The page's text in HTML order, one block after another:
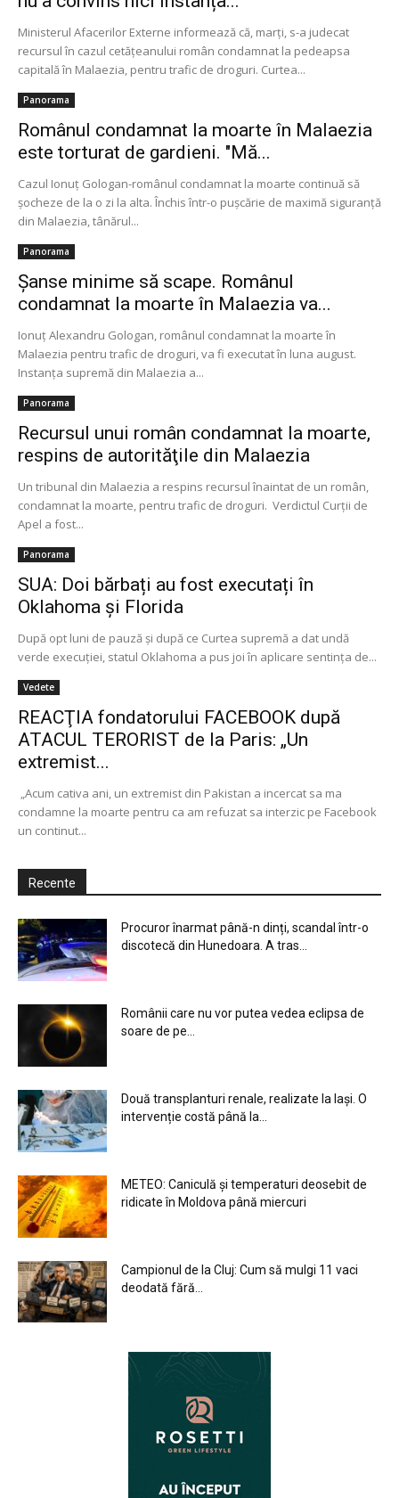
Ministerul Afacerilor Externe informează că, marți, s-a judecat
recursul în cazul cetăţeanului român condamnat la pedeapsa
capitală în Malaezia, pentru trafic de droguri. Curtea...
Panorama
Românul condamnat la moarte în Malaezia
este torturat de gardieni. "Mă...
Cazul Ionuţ Gologan-românul condamnat la moarte continuă să
şocheze de la o zi la alta. Închis într-o puşcărie de maximă siguranţă
din Malaezia, tânărul...
Panorama
Șanse minime să scape. Românul
condamnat la moarte în Malaezia va...
Ionuț Alexandru Gologan, românul condamnat la moarte în
Malaezia pentru trafic de droguri, va fi executat în luna august.
Instanţa supremă din Malaezia a...
Panorama
Recursul unui român condamnat la moarte,
respins de autorităţile din Malaezia
Un tribunal din Malaezia a respins recursul înaintat de un român,
condamnat la moarte, pentru trafic de droguri. Verdictul Curţii de
Apel a fost...
Panorama
SUA: Doi bărbați au fost executați în
Oklahoma și Florida
După opt luni de pauză și după ce Curtea supremă a dat undă
verde execuției, statul Oklahoma a pus joi în aplicare sentința de...
Vedete
REACŢIA fondatorului FACEBOOK după
ATACUL TERORIST de la Paris: „Un
extremist...
„Acum cativa ani, un extremist din Pakistan a incercat sa ma
condamne la moarte pentru ca am refuzat sa interzic pe Facebook
un continut...
Recente
Procuror înarmat până-n dinți, scandal într-o
discotecă din Hunedoara. A tras...
Românii care nu vor putea vedea eclipsa de
soare de pe...
Două transplanturi renale, realizate la Iași. O
intervenție costă până la...
METEO: Caniculă și temperaturi deosebit de
ridicate în Moldova până miercuri
Campionul de la Cluj: Cum să mulgi 11 vaci
deodată fără...